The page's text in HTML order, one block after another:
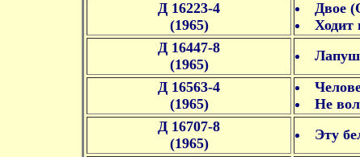
Д 16223-4
(1965)
Двое
Ходит
Д 16447-8
(1965)
Д 16563-4
(1965)
Не
Д 16707-8
(1965)
Эту